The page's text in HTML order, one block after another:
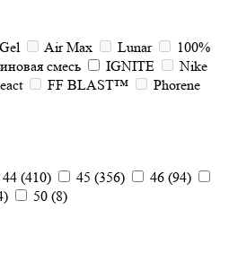
Gel Air Max Lunar
100%
смесь IGNITE
Nike
FF BLAST™
Phorene
44 (410) 45 (356) 46 (94)
) 50 (8)